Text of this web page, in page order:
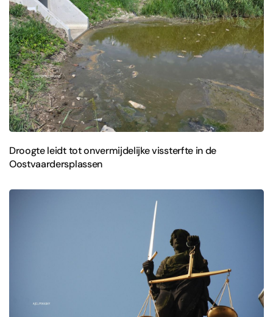
Droogte leidt tot onvermijdelijke vissterfte in de
Oostvaardersplassen